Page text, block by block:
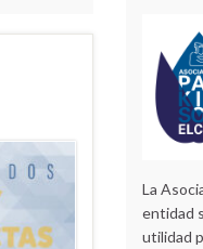
La
entidad
utilidad